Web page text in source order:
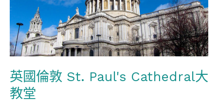
英國倫敦 St. Paul's Cathedral大
教堂
St.
Paul's
Cathedral
大
教
堂